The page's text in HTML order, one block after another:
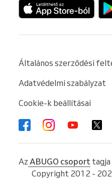
Általános szerződési
Adatvédelmi szabályzat
Cookie-k beállításai
Az ABUGO csoport tagja
Copyright 2012 -